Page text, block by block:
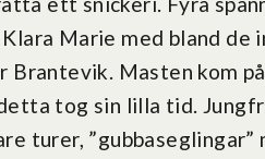
Marie med bland de
Brantevik. Masten kom
tog sin lilla tid.
turer,